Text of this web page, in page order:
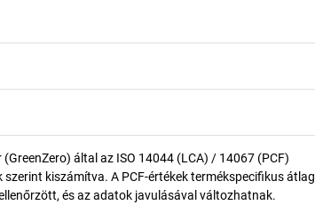
által az ISO 14044 (LCA) / 14067 (PCF)
szerint kiszámítva. A PCF-értékek termékspecifikus
és az adatok javulásával változhatnak.